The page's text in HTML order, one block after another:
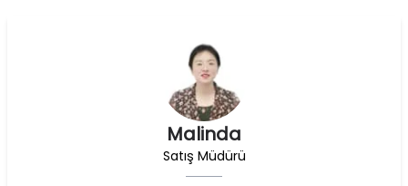
Malinda
Satış Müdürü